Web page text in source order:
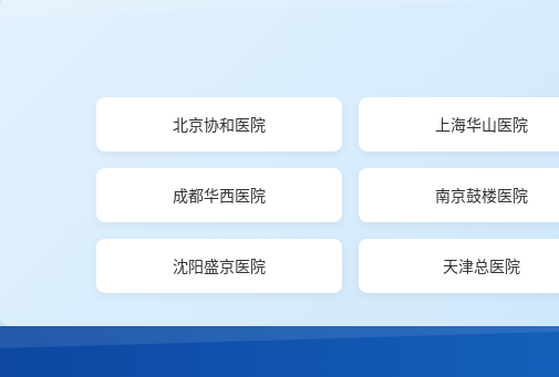
北京协和医院 上海华山医院
成都华西医院 南京鼓楼医院
沈阳盛京医院 天津总医院